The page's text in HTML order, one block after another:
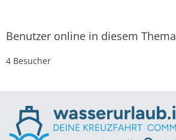
Benutzer online in diesem Thema
4 Besucher